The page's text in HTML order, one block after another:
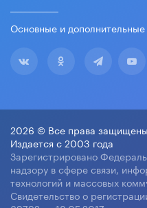
Основные и
2026 © Все права
Издается с 2003 года
Зарегистрировано
надзору в сфере связи,
технологий и массовых
Свидетельство о